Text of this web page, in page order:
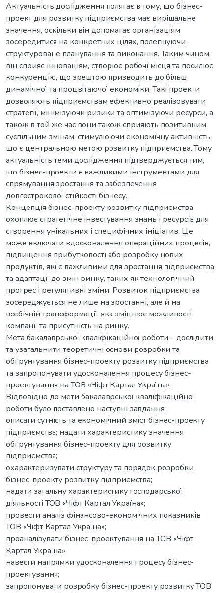
Актуальність дослідження полягає в тому, що бізнес-
проект для розвитку підприємства має вирішальне
значення, оскільки він допомагає організаціям
зосередитися на конкретних цілях, полегшуючи
структуроване планування та виконання. Таким чином,
він сприяє інноваціям, створює робочі місця та посилює
конкуренцію, що зрештою призводить до більш
динамічної та процвітаючої економіки. Такі проекти
дозволяють підприємствам ефективно реалізовувати
стратегії, мінімізуючи ризики та оптимізуючи ресурси, а
також в той же час вони також сприяють позитивним
суспільним змінам, стимулюючи економічну активність,
що є центральною метою розвитку підприємства. Тому
актуальність теми дослідження підтверджується тим,
що бізнес-проекти є важливими інструментами для
спрямування зростання та забезпечення
довгострокової стійкості бізнесу.
Концепція бізнес-проекту розвитку підприємства
охоплює стратегічне інвестування знань і ресурсів для
створення унікальних і специфічних ініціатив. Це
може включати вдосконалення операційних процесів,
підвищення прибутковості або розробку нових
продуктів, які є важливими для зростання підприємства
та адаптації до змін ринку, таких як технологічний
прогрес і регулятивні зміни. Розвиток підприємства
зосереджується не лише на зростанні, але й на
всебічній трансформації, яка зміцнює можливості
компанії та присутність на ринку.
Мета бакалаврської кваліфікаційної роботи – дослідити
та узагальнити теоретичні основи розробки та
обґрунтування бізнес-проекту розвитку підприємства
та запропонувати удосконалення процесу бізнес-
проектування на ТОВ «Чіфт Картал Україна».
Відповідно до мети бакалаврської кваліфікаційної
роботи було поставлено наступні завдання:
описати сутність та економічний зміст бізнес-проекту
підприємства; надати характеристику значення
обґрунтування бізнес-проекту для розвитку
підприємства;
охарактеризувати структуру та порядок розробки
бізнес-проекту розвитку підприємства;
надати загальну характеристику господарської
діяльності ТОВ «Чіфт Картал Україна»;
провести аналіз фінансово-економічних показників
ТОВ «Чіфт Картал Україна»;
проаналізувати бізнес-проектування на ТОВ «Чіфт
Картал Україна»;
навести напрямки удосконалення процесу бізнес-
проектування;
запропонувати розробку бізнес-проекту розвитку ТОВ